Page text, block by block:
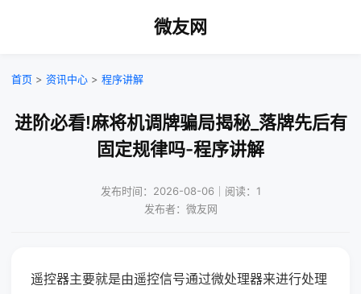
微友网
首页 > 资讯中心 > 程序讲解
进阶必看!麻将机调牌骗局揭秘_落牌先后有
固定规律吗-程序讲解
发布时间：2026-08-06｜阅读：1
发布者：微友网
遥控器主要就是由遥控信号通过微处理器来进行处理